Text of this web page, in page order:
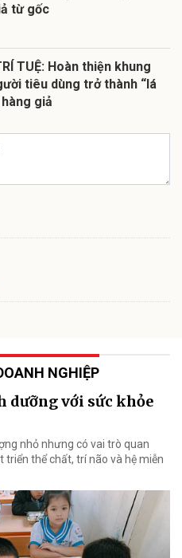
từ gốc
TUỆ: Hoàn thiện khung
tiêu dùng trở thành “lá
giả
NGHIỆP
dưỡng với sức khỏe
nhỏ nhưng có vai trò quan
thể chất, trí não và hệ miễn